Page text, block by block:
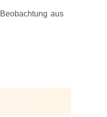
aus